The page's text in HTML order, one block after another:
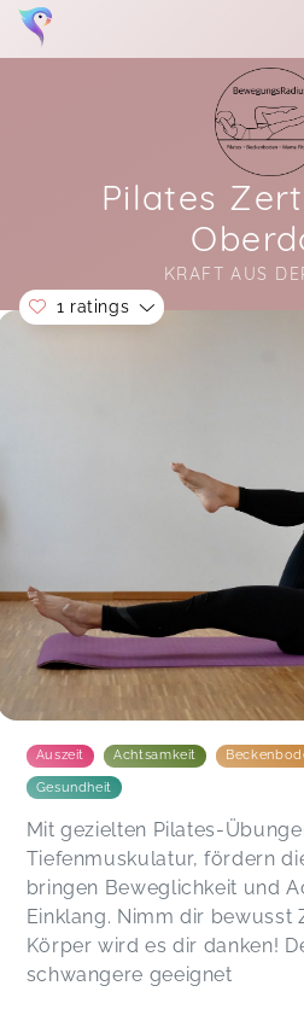
Pilates
KRAFT AUS
Soon you will learn more
1 ratings
Auszeit Achtsamkeit
Gesundheit
Mit gezielten Pilates-
Tiefenmuskulatur, fördern
bringen Beweglichkeit und
Einklang. Nimm dir bewusst
Körper wird es dir danken!
schwangere geeignet